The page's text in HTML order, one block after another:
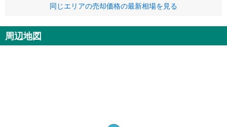
同じエリアの売却価格の最新相場を見る
周辺地図